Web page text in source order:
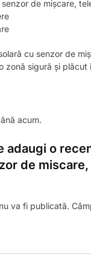
de mișcare,
cu senzor de
zonă sigură și plăcut
acum.
adaugi o
de
va fi publicată.